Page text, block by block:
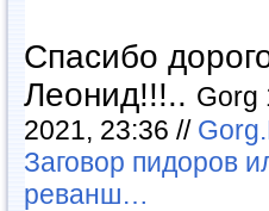
Спасибо
Леонид!!!.. Gorg
2021, 23:36 //
Заговор пидоров
реванш…